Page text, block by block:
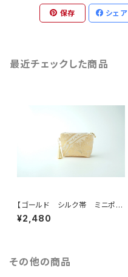
保存 シェア
最近チェックした商品
【ゴールド シルク帯 ミニポー
チ】化粧ポーチ、カードケース、
ポーチ小さめ、ジュエリーポー
¥2,480
その他の商品